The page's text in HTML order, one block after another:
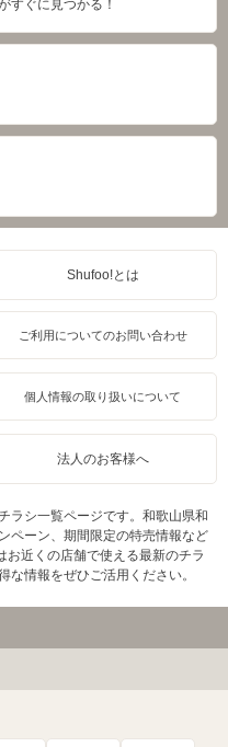
すぐに見つかる！
Shufoo!とは
ご利用についてのお問い合わせ
個人情報の取り扱いについて
法人のお客様へ
ラシ一覧ページです。和歌山県和
ペーン、期間限定の特売情報など
近くの店舗で使える最新のチラ
な情報をぜひご活用ください。